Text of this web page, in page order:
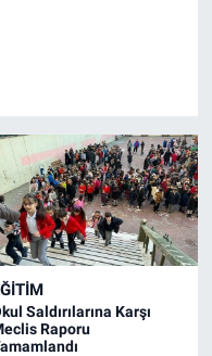
Saldırılarına Karşı
Raporu